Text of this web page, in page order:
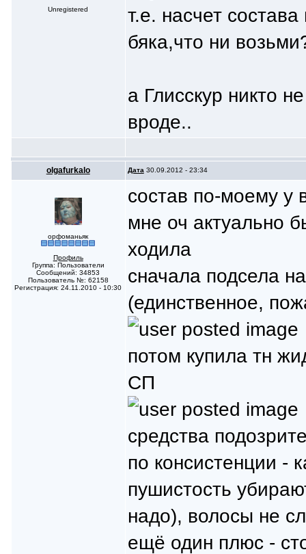
Unregistered
т.е. насчет
бяка,что ни
а Глисскур никто
вроде..
olgafurkalo Дата 30.09.2012 - 23:34
орфоманьяк
Профиль
Группа: Пользователи
Сообщений: 34853
Пользователь №: 62158
Регистрация: 24.11.2010 - 10:30
состав по-моему у
мне оч актуально
ходила
сначала подсела
(единственное,
потом купила тн
СП
средства
по консистенции -
пушистость
надо), волосы не
ещё один плюс -